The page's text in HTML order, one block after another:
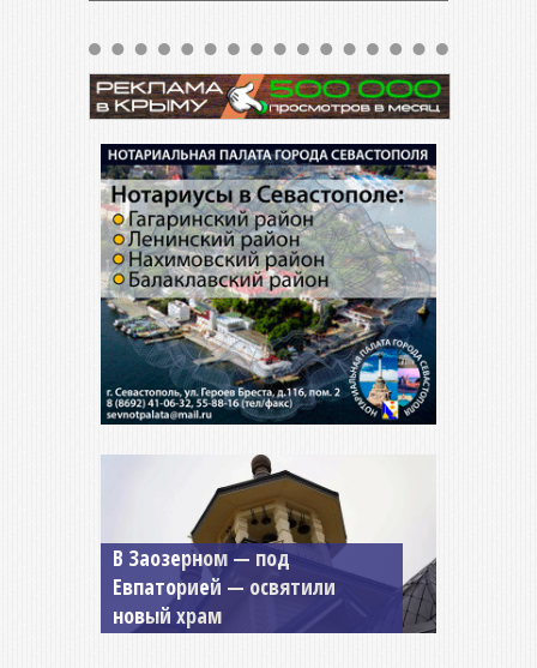
В Заозерном — под
Евпаторией — освятили
новый храм
Мужской монастырь Косьмы
и Дамиана в Крыму вновь
открыт для посещения